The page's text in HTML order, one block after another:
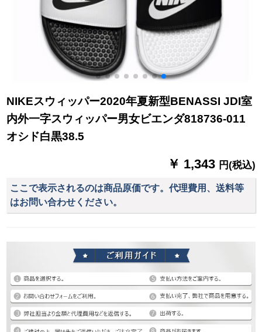
NIKEスウィッパー2020年夏新型BENASSI JDI室
内外一字スウィッパー男女ビエンダ818736-011
オシド白黒38.5
￥ 1,343 円(税込)
ここで表示されるのは商品原価です。代理費用、送料等
はお問い合わせください。